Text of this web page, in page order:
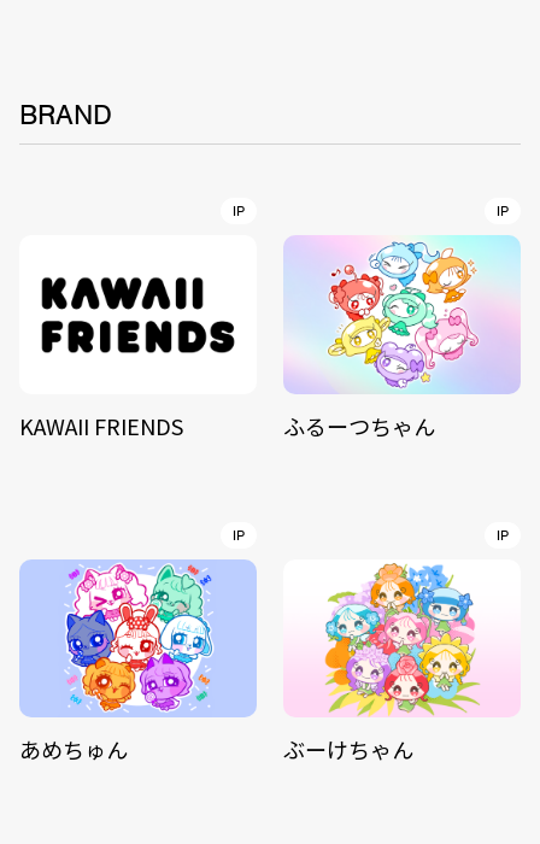
BRAND
IP
KAWAII FRIENDS
IP
ふるーつちゃん
IP
あめちゅん
IP
ぶーけちゃん